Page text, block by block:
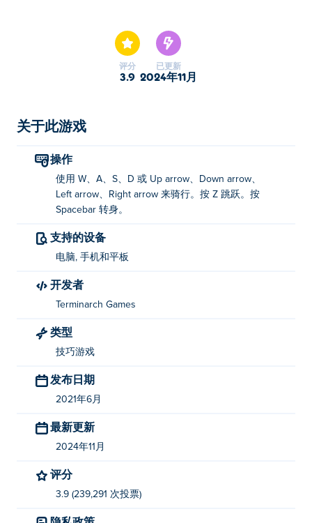
评分
3.9
已更新
2024年11月
关于此游戏
操作
使用 W、A、S、D 或 Up arrow、Down arrow、
Left arrow、Right arrow 来骑行。按 Z 跳跃。按
Spacebar 转身。
支持的设备
电脑, 手机和平板
开发者
Terminarch Games
类型
技巧游戏
发布日期
2021年6月
最新更新
2024年11月
评分
3.9 (239,291 次投票)